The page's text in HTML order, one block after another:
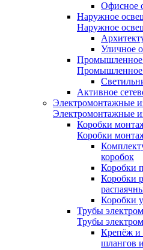
Офисное
Наружное
Наружное
Уличное
Промышленное
Промышленное
Активное
Электромонтажные
Электромонтажные
Коробки
Коробки
коробок
Коробки
Коробки
Коробки
Трубы
Трубы
Крепёж и
шлангов